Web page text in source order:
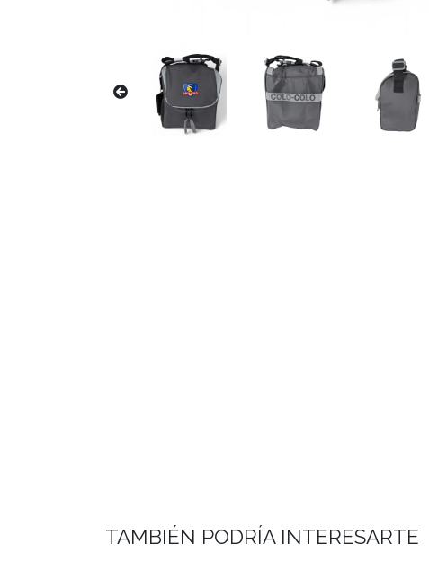
TAMBIÉN PODRÍA INTERESARTE